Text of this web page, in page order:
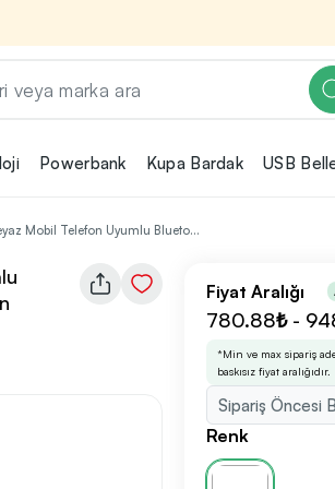
yönü ve adet gibi detayları seçerek,
adımına geçmeden önce tüm
tercihlerine uygun seçenekleri kolayca
3
Powerbank Kupa Bardak USB
Mobil Telefon Uyumlu Blueto...
Fiyat Aralığı
780.88₺ -
*Min ve max sipariş
baskısız fiyat aralığıdır.
Sipariş Öncesi
Renk